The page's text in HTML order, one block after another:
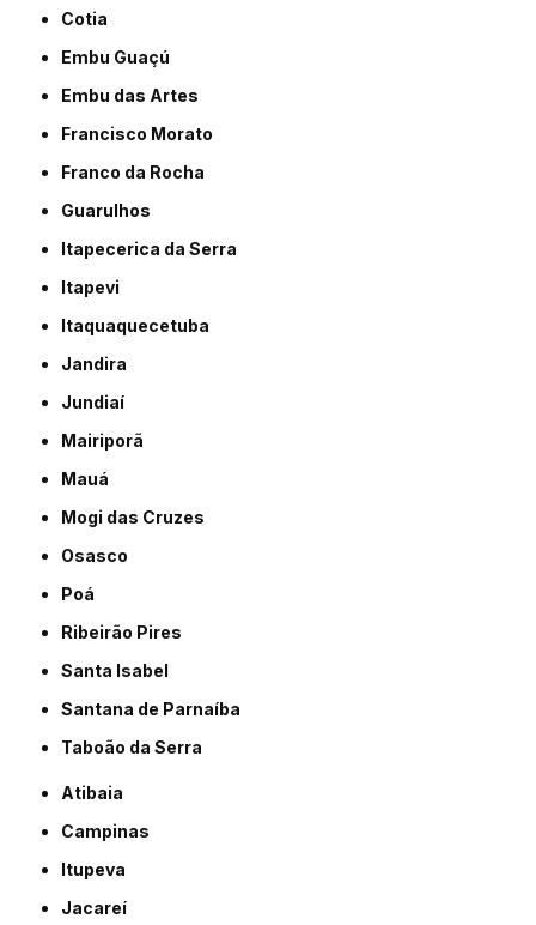
Cotia
Embu Guaçú
Embu das Artes
Francisco Morato
Franco da Rocha
Guarulhos
Itapecerica da Serra
Itapevi
Itaquaquecetuba
Jandira
Jundiaí
Mairiporã
Mauá
Mogi das Cruzes
Osasco
Poá
Ribeirão Pires
Santa Isabel
Santana de Parnaíba
Taboão da Serra
Atibaia
Campinas
Itupeva
Jacareí